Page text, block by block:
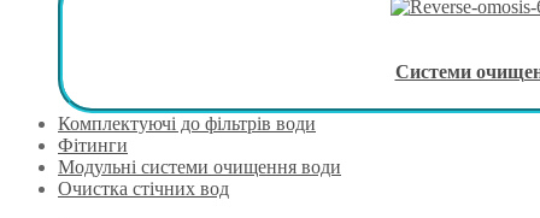
Системи
Комплектуючі до фільтрів води
Фітинги
Модульні системи очищення води
Очистка стічних вод